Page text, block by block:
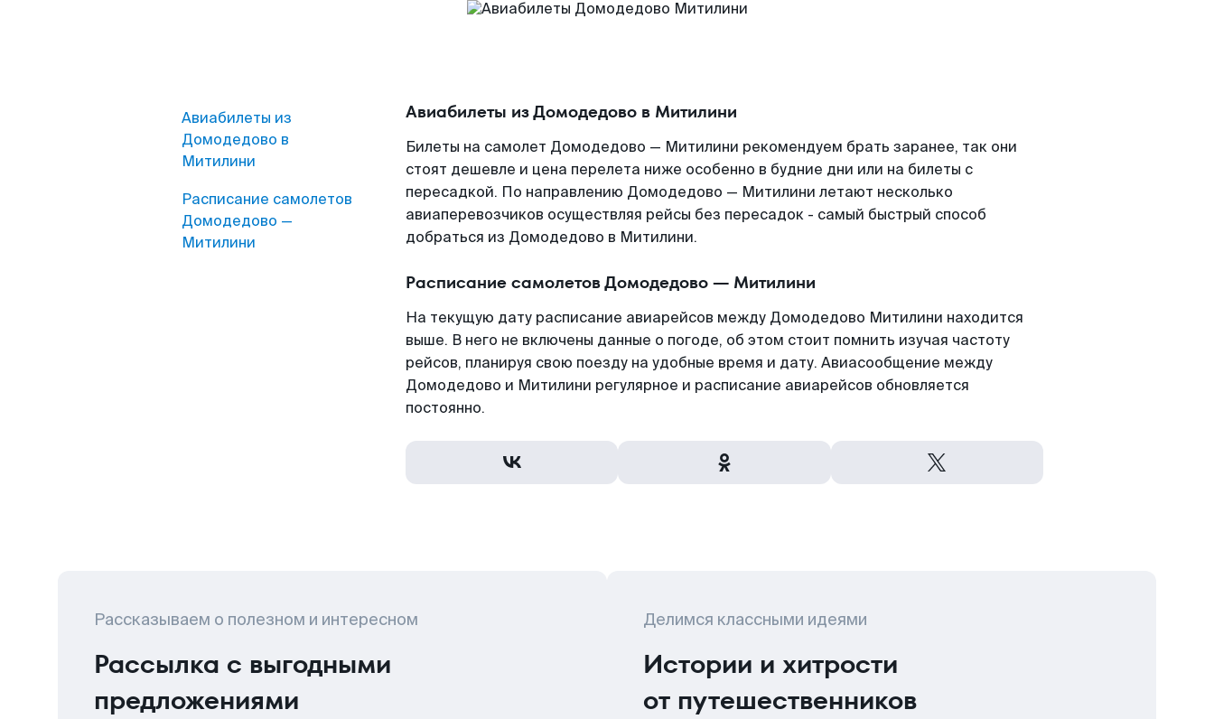
Авиабилеты из
Домодедово в
Митилини
Расписание самолетов
Домодедово —
Митилини
Авиабилеты из Домодедово в Митилини
Билеты на самолет Домодедово — Митилини рекомендуем брать заранее, так они
стоят дешевле и цена перелета ниже особенно в будние дни или на билеты с
пересадкой. По направлению Домодедово — Митилини летают несколько
авиаперевозчиков осуществляя рейсы без пересадок - самый быстрый способ
добраться из Домодедово в Митилини.
Расписание самолетов Домодедово — Митилини
На текущую дату расписание авиарейсов между Домодедово Митилини находится
выше. В него не включены данные о погоде, об этом стоит помнить изучая частоту
рейсов, планируя свою поезду на удобные время и дату. Авиасообщение между
Домодедово и Митилини регулярное и расписание авиарейсов обновляется
постоянно.
Рассказываем о полезном и интересном
Рассылка с выгодными
предложениями
Делимся классными идеями
Истории и хитрости
от путешественников